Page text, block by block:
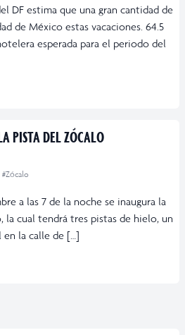
DF estima que una gran cantidad de
de México estas vacaciones. 64.5
esperada para el periodo del
PISTA DEL ZÓCALO
#Zócalo
a las 7 de la noche se inaugura la
la cual tendrá tres pistas de hielo, un
la calle de […]